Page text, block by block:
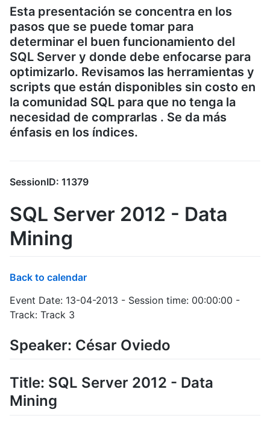
Esta presentación se concentra en los
pasos que se puede tomar para
determinar el buen funcionamiento del
SQL Server y donde debe enfocarse para
optimizarlo. Revisamos las herramientas y
scripts que están disponibles sin costo en
la comunidad SQL para que no tenga la
necesidad de comprarlas . Se da más
énfasis en los índices.
SessionID: 11379
SQL Server 2012 - Data
Mining
Back to calendar
Event Date: 13-04-2013 - Session time: 00:00:00 -
Track: Track 3
Speaker: César Oviedo
Title: SQL Server 2012 - Data
Mining